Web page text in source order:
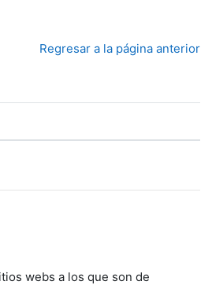
Regresar a la página anterior
webs a los que son de